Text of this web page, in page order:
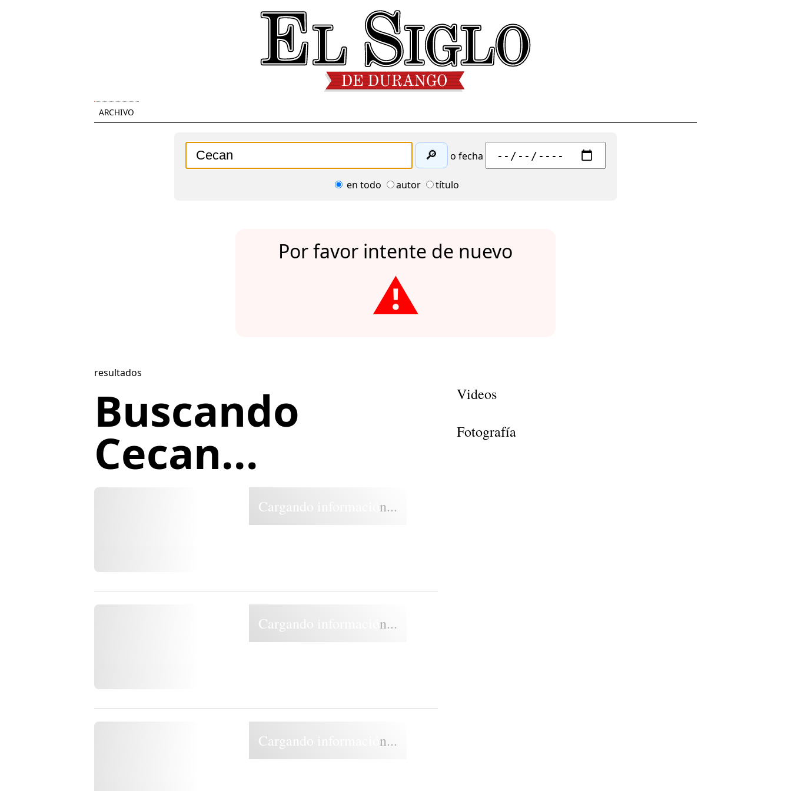
ARCHIVO
🔎 o fecha
en todo autor título
Por favor intente de nuevo
⚠️
resultados
Buscando
Cecan...
Cargando información...
Cargando información...
Cargando información...
Videos
Fotografía